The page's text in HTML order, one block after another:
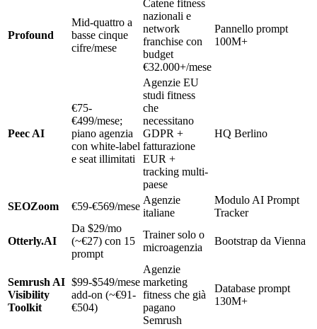
Profound
Mid-quattro a
basse cinque
cifre/mese
Catene fitness
nazionali e
network
franchise con
budget
€32.000+/mese
Pannello prompt
100M+
Peec AI
€75-
€499/mese;
piano agenzia
con white-label
e seat illimitati
Agenzie EU
studi fitness
che
necessitano
GDPR +
fatturazione
EUR +
tracking multi-
paese
HQ Berlino
SEOZoom €59-€569/mese
Agenzie
italiane
Modulo AI Prompt
Tracker
Otterly.AI
Da $29/mo
(~€27) con 15
prompt
Trainer solo o
microagenzia
Bootstrap da Vienna
Semrush AI
Visibility
Toolkit
$99-$549/mese
add-on (~€91-
€504)
Agenzie
marketing
fitness che già
pagano
Semrush
Database prompt
130M+